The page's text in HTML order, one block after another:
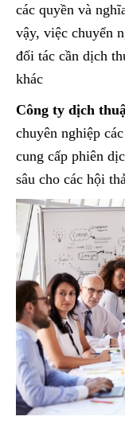
các quyền và
vậy, việc chuyển
đối tác cần dịch
khác
Công ty dịch
chuyên nghiệp
cung cấp phiên
sâu cho các hội